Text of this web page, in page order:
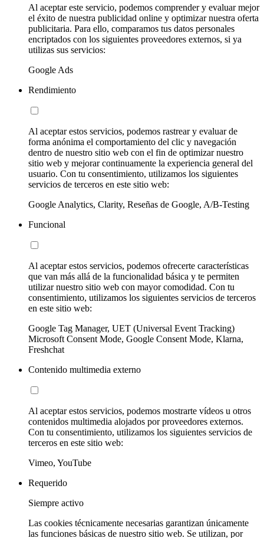
Al aceptar este servicio, podemos comprender y evaluar mejor
el éxito de nuestra publicidad online y optimizar nuestra oferta
publicitaria. Para ello, comparamos tus datos personales
encriptados con los siguientes proveedores externos, si ya
utilizas sus servicios:
Google Ads
Rendimiento
Al aceptar estos servicios, podemos rastrear y evaluar de
forma anónima el comportamiento del clic y navegación
dentro de nuestro sitio web con el fin de optimizar nuestro
sitio web y mejorar continuamente la experiencia general del
usuario. Con tu consentimiento, utilizamos los siguientes
servicios de terceros en este sitio web:
Google Analytics, Clarity, Reseñas de Google, A/B-Testing
Funcional
Al aceptar estos servicios, podemos ofrecerte características
que van más allá de la funcionalidad básica y te permiten
utilizar nuestro sitio web con mayor comodidad. Con tu
consentimiento, utilizamos los siguientes servicios de terceros
en este sitio web:
Google Tag Manager, UET (Universal Event Tracking)
Microsoft Consent Mode, Google Consent Mode, Klarna,
Freshchat
Contenido multimedia externo
Al aceptar estos servicios, podemos mostrarte vídeos u otros
contenidos multimedia alojados por proveedores externos.
Con tu consentimiento, utilizamos los siguientes servicios de
terceros en este sitio web:
Vimeo, YouTube
Requerido
Siempre activo
Las cookies técnicamente necesarias garantizan únicamente
las funciones básicas de nuestro sitio web. Se utilizan, por